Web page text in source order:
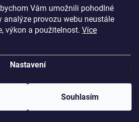
Vám umožnili pohodlné
analýze provozu webu neustále
výkon a použitelnost. Více
Nastavení
Souhlasím
Vytvořil Shoptet
. Všechna práva vyhrazena.